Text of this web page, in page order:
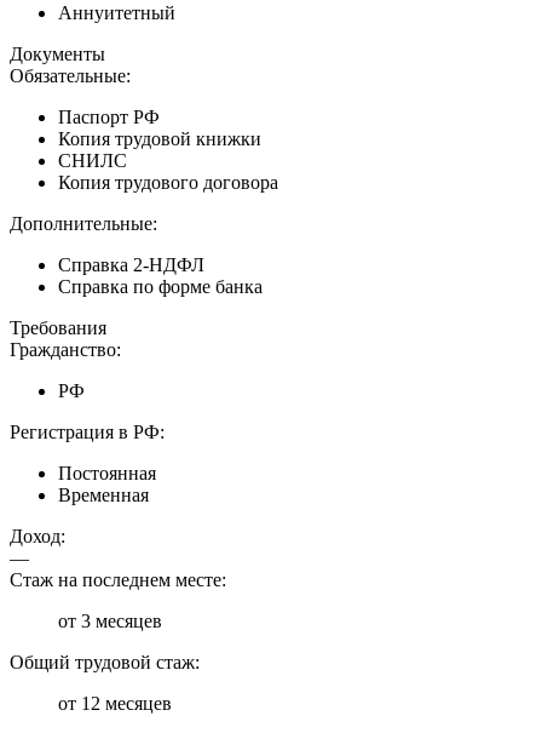
Аннуитетный
Документы
Обязательные:
Паспорт РФ
Копия трудовой книжки
СНИЛС
Копия трудового договора
Дополнительные:
Справка 2-НДФЛ
Справка по форме банка
Требования
Гражданство:
РФ
Регистрация в РФ:
Постоянная
Временная
Доход:
—
Стаж на последнем месте:
от 3 месяцев
Общий трудовой стаж:
от 12 месяцев